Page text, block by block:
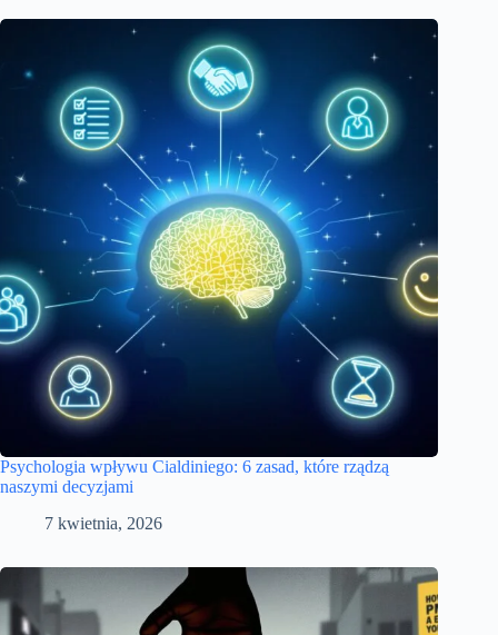
Psychologia wpływu Cialdiniego: 6 zasad, które rządzą
naszymi decyzjami
7 kwietnia, 2026